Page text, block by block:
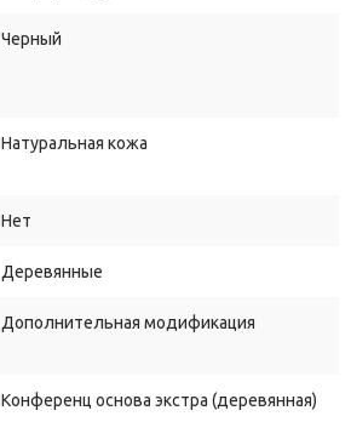
Черный
Натуральная кожа
Нет
Деревянные
Дополнительная модификация
Конференц основа экстра (деревянная)